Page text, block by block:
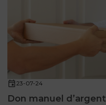
23-07-24
Don manuel d’argent